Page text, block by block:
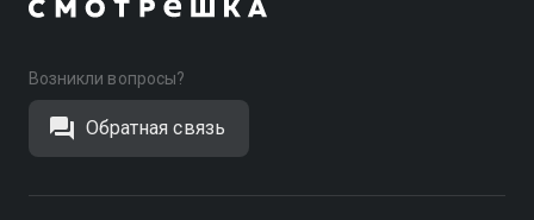
Возникли вопросы?
Обратная связь